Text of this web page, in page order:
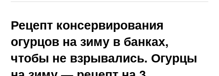
Рецепт консервирования
огурцов на зиму в банках,
чтобы не взрывались. Огурцы